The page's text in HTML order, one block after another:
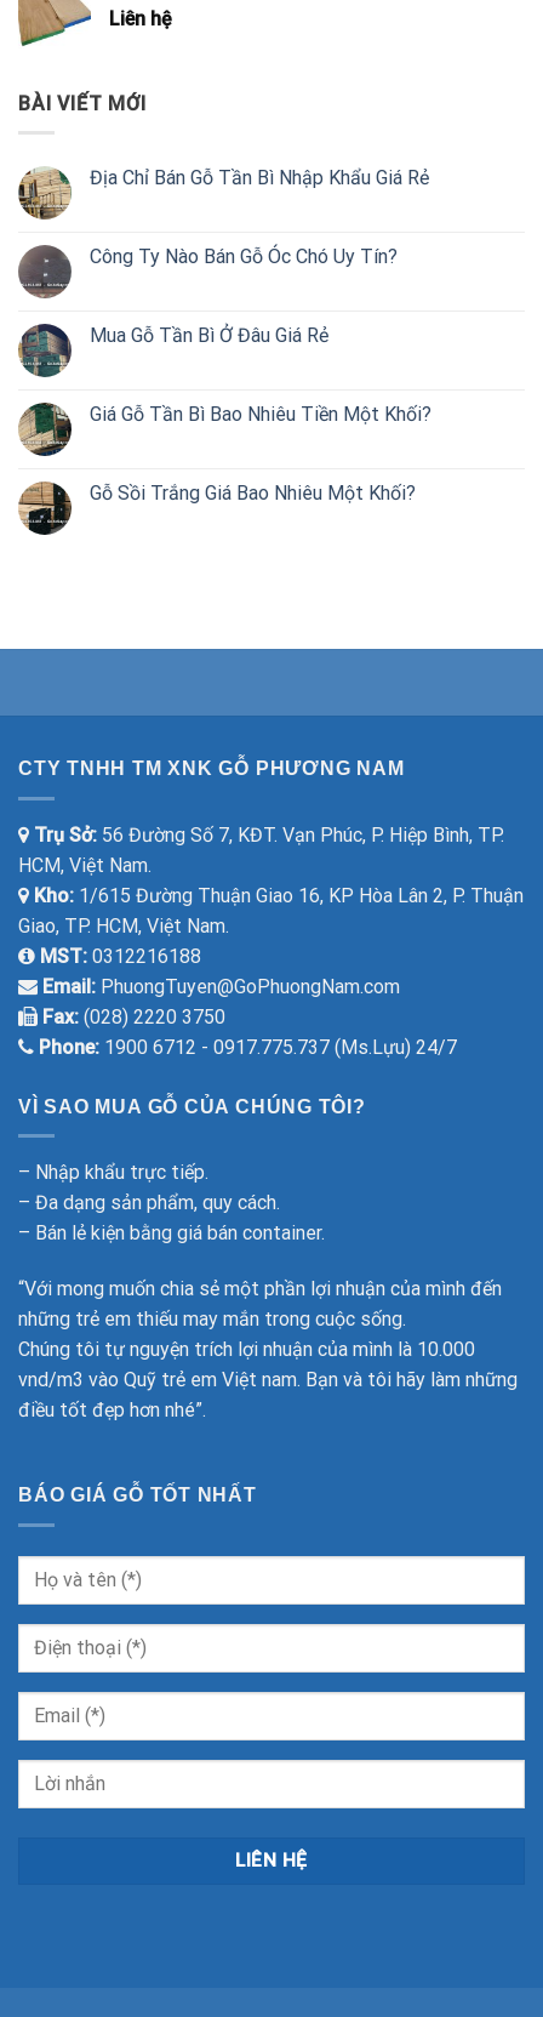
Liên hệ
BÀI VIẾT MỚI
Địa Chỉ Bán Gỗ Tần Bì Nhập Khẩu Giá Rẻ
Công Ty Nào Bán Gỗ Óc Chó Uy Tín?
Mua Gỗ Tần Bì Ở Đâu Giá Rẻ
Giá Gỗ Tần Bì Bao Nhiêu Tiền Một Khối?
Gỗ Sồi Trắng Giá Bao Nhiêu Một Khối?
CTY TNHH TM XNK GỖ PHƯƠNG NAM
Trụ Sở: 56 Đường Số 7, KĐT. Vạn Phúc, P. Hiệp Bình, TP.
HCM, Việt Nam.
Kho: 1/615 Đường Thuận Giao 16, KP Hòa Lân 2, P. Thuận
Giao, TP. HCM, Việt Nam.
MST: 0312216188
Email: PhuongTuyen@GoPhuongNam.com
Fax: (028) 2220 3750
Phone: 1900 6712 - 0917.775.737 (Ms.Lựu) 24/7
VÌ SAO MUA GỖ CỦA CHÚNG TÔI?
– Nhập khẩu trực tiếp.
– Đa dạng sản phẩm, quy cách.
– Bán lẻ kiện bằng giá bán container.
“Với mong muốn chia sẻ một phần lợi nhuận của mình đến
những trẻ em thiếu may mắn trong cuộc sống.
Chúng tôi tự nguyện trích lợi nhuận của mình là 10.000
vnd/m3 vào Quỹ trẻ em Việt nam. Bạn và tôi hãy làm những
điều tốt đẹp hơn nhé”.
BÁO GIÁ GỖ TỐT NHẤT